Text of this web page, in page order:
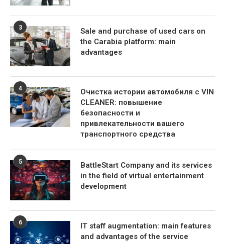
3
Sale and purchase of used cars on
the Carabia platform: main
advantages
4
Очистка истории автомобиля с VIN
CLEANER: повышение
безопасности и
привлекательности вашего
транспортного средства
5
BattleStart Company and its services
in the field of virtual entertainment
development
6
IT staff augmentation: main features
and advantages of the service